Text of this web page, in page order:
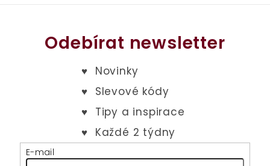
Odebírat newsletter
E-mail